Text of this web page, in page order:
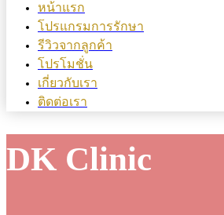
หน้าแรก
โปรแกรมการรักษา
รีวิวจากลูกค้า
โปรโมชั่น
เกี่ยวกับเรา
ติดต่อเรา
DK Clinic